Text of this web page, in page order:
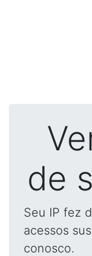
de
Seu IP fez
acessos
conosco.